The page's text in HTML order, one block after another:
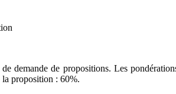
demande de propositions. Les
la proposition : 60%.